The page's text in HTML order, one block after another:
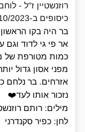
כיסופים ב-7/10/2023
בר היה בקו
אר פי גי לדוד וגם
כמות מטורפת של
מפני אסון גדול
אזרחים. בר נלחם
נזכור אותו לעד❤️
מילים: רותם
לחן: כפיר סקנדרני